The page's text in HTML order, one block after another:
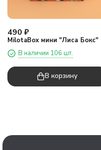
490 ₽
MilotaBox мини "Лиса Бокс"
В наличии 106 шт.
В корзину